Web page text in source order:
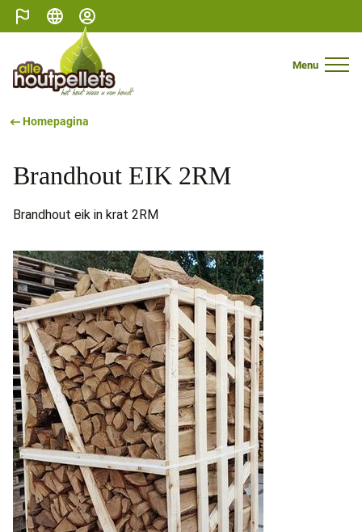
BelgiëNederlandsMijn profiel
Menu Mobile
Homepagina
Brandhout EIK 2RM
Brandhout eik in krat 2RM